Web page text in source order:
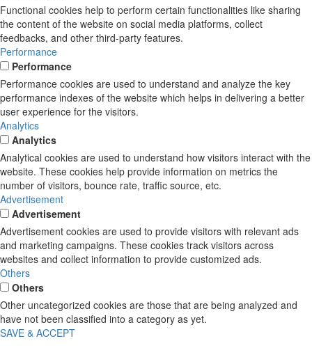
Functional cookies help to perform certain functionalities like sharing
the content of the website on social media platforms, collect
feedbacks, and other third-party features.
Performance
Performance
Performance cookies are used to understand and analyze the key
performance indexes of the website which helps in delivering a better
user experience for the visitors.
Analytics
Analytics
Analytical cookies are used to understand how visitors interact with the
website. These cookies help provide information on metrics the
number of visitors, bounce rate, traffic source, etc.
Advertisement
Advertisement
Advertisement cookies are used to provide visitors with relevant ads
and marketing campaigns. These cookies track visitors across
websites and collect information to provide customized ads.
Others
Others
Other uncategorized cookies are those that are being analyzed and
have not been classified into a category as yet.
SAVE & ACCEPT